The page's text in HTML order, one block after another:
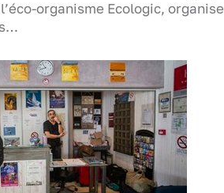
organisme Ecologic,